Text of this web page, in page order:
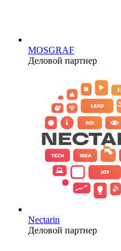
MOSGRAF
Деловой партнер
Nectarin
Деловой партнер